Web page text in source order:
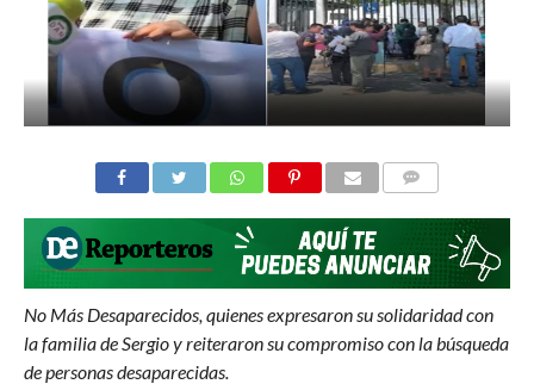
No Más Desaparecidos, quienes expresaron su solidaridad con
la familia de Sergio y reiteraron su compromiso con la búsqueda
de personas desaparecidas.